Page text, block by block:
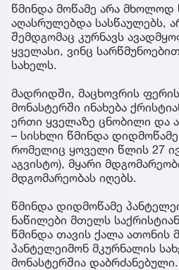
წმინდა მოწამე არა მხოლოდ
აღასრულებდა სასწაულებს,
შემდგომაც კურნავს
ყველასი, ვინც
სახელს.
მადრიდში, მაცხოვრის
მონასტერში ინახება
ერთი ყველაზე ცნობილი და
– სისხლი წმინდა
რომელიც ყოველი წლის 27
აგვისტო), მყარი
მდგომარეობას იღებს.
წმინდა დიდმოწამე
ნაწილები მთელს
წმინდა თავის ქალა ათონის
პანტელეიმონ მკურნალის
მონასტერშია დაბრძანებული.